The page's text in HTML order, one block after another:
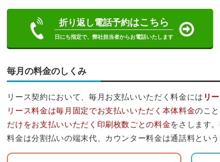
折り返し電話予約はこちら
日にち指定で、弊社担当者からお電話いたします
毎月の料金のしくみ
リース契約において、毎月お支払いいただく料金には リ
リース料金は毎月固定でお支払いいただく本体料金のこ
だけをお支払いいただく印刷枚数ごとの料金をさします
料金は分割払いの端末代、カウンター料金は通話料とい